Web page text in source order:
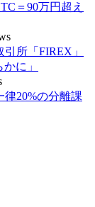
＝90万円超え
所「FIREX」
に」
20%の分離課